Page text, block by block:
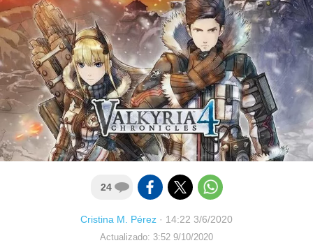
24
Cristina M. Pérez · 14:22 3/6/2020
Actualizado: 3:52 9/10/2020